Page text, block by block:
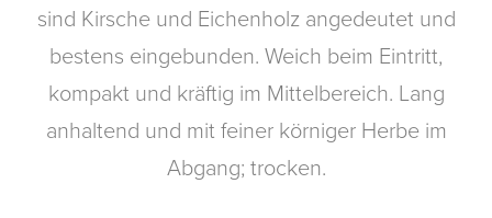
sind Kirsche und Eichenholz angedeutet und
bestens eingebunden. Weich beim Eintritt,
kompakt und kräftig im Mittelbereich. Lang
anhaltend und mit feiner körniger Herbe im
Abgang; trocken.